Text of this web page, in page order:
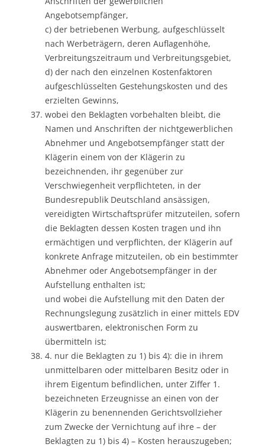
Angebotsempfänger,
c) der betriebenen Werbung, aufgeschlüsselt
nach Werbeträgern, deren Auflagenhöhe,
Verbreitungszeitraum und Verbreitungsgebiet,
d) der nach den einzelnen Kostenfaktoren
aufgeschlüsselten Gestehungskosten und des
erzielten Gewinns,
wobei den Beklagten vorbehalten bleibt, die
Namen und Anschriften der nichtgewerblichen
Abnehmer und Angebotsempfänger statt der
Klägerin einem von der Klägerin zu
bezeichnenden, ihr gegenüber zur
Verschwiegenheit verpflichteten, in der
Bundesrepublik Deutschland ansässigen,
vereidigten Wirtschaftsprüfer mitzuteilen, sofern
die Beklagten dessen Kosten tragen und ihn
ermächtigen und verpflichten, der Klägerin auf
konkrete Anfrage mitzuteilen, ob ein bestimmter
Abnehmer oder Angebotsempfänger in der
Aufstellung enthalten ist;
und wobei die Aufstellung mit den Daten der
Rechnungslegung zusätzlich in einer mittels EDV
auswertbaren, elektronischen Form zu
übermitteln ist;
4. nur die Beklagten zu 1) bis 4): die in ihrem
unmittelbaren oder mittelbaren Besitz oder in
ihrem Eigentum befindlichen, unter Ziffer 1.
bezeichneten Erzeugnisse an einen von der
Klägerin zu benennenden Gerichtsvollzieher
zum Zwecke der Vernichtung auf ihre – der
Beklagten zu 1) bis 4) – Kosten herauszugeben;